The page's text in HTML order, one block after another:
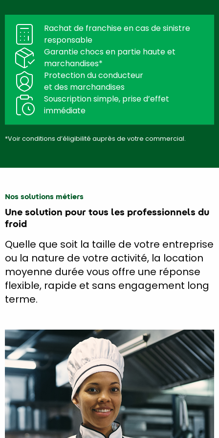
Rachat de franchise en cas de sinistre
responsable
Garantie chocs en partie haute et
marchandises*
Protection du conducteur
et des marchandises
Souscription simple, prise d’effet
immédiate
*Voir conditions d’éligibilité auprès de votre commercial.
Nos solutions métiers
Une solution pour tous les professionnels du
froid
Quelle que soit la taille de votre entreprise
ou la nature de votre activité, la location
moyenne durée vous offre une réponse
flexible, rapide et sans engagement long
terme.